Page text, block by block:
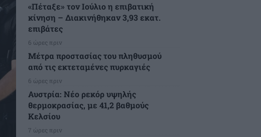
«Πέταξε» τον Ιούλιο η επιβατική
κίνηση – Διακινήθηκαν 3,93 εκατ.
επιβάτες
6 ώρες πριν
Μέτρα προστασίας του πληθυσμού
από τις εκτεταμένες πυρκαγιές
6 ώρες πριν
Αυστρία: Νέο ρεκόρ υψηλής
θερμοκρασίας, με 41,2 βαθμούς
Κελσίου
7 ώρες πριν